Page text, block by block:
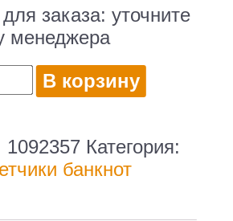
заказа:уточните
менеджера
В корзину
1092357 Категория:
банкнот